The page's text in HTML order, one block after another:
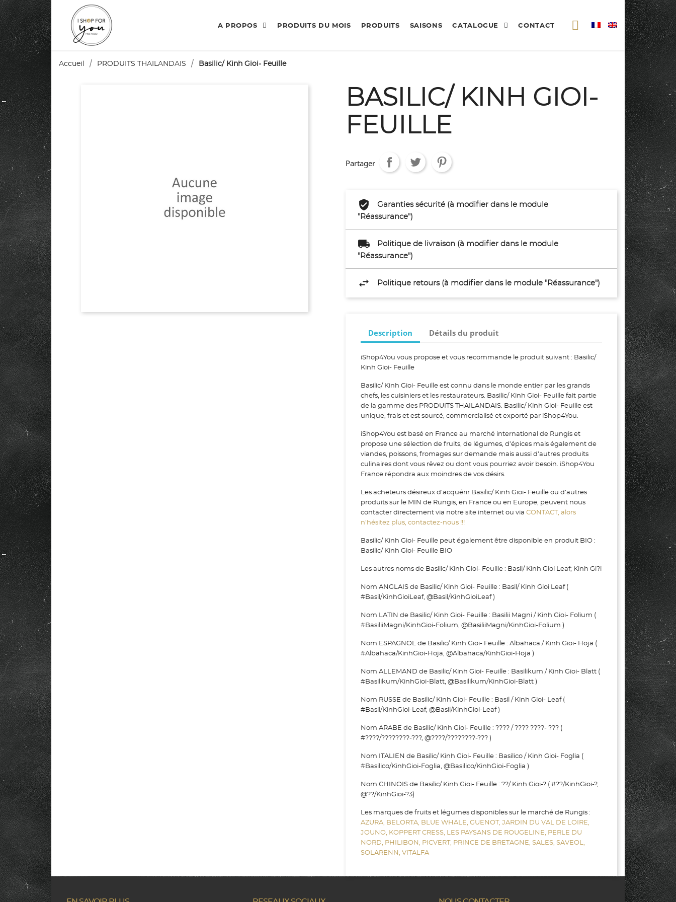
A PROPOS PRODUITS DU MOIS PRODUITS SAISONS CATALOGUE CONTACT
Accueil PRODUITS THAILANDAIS Basilic/ Kinh Gioi- Feuille
BASILIC/ KINH GIOI-
FEUILLE
Partager
Garanties sécurité (à modifier dans le module
"Réassurance")
Politique de livraison (à modifier dans le module
"Réassurance")
Politique retours (à modifier dans le module "Réassurance")
Description Détails du produit
iShop4You vous propose et vous recommande le produit suivant : Basilic/
Kinh Gioi- Feuille
Basilic/ Kinh Gioi- Feuille est connu dans le monde entier par les grands
chefs, les cuisiniers et les restaurateurs. Basilic/ Kinh Gioi- Feuille fait partie
de la gamme des PRODUITS THAILANDAIS. Basilic/ Kinh Gioi- Feuille est
unique, frais et est sourcé, commercialisé et exporté par iShop4You.
iShop4You est basé en France au marché international de Rungis et
propose une sélection de fruits, de légumes, d’épices mais également de
viandes, poissons, fromages sur demande mais aussi d’autres produits
culinaires dont vous rêvez ou dont vous pourriez avoir besoin. iShop4You
France répondra aux moindres de vos désirs.
Les acheteurs désireux d'acquérir Basilic/ Kinh Gioi- Feuille ou d’autres
produits sur le MIN de Rungis, en France ou en Europe, peuvent nous
contacter directement via notre site internet ou via CONTACT, alors
n’hésitez plus, contactez-nous !!!
Basilic/ Kinh Gioi- Feuille peut également être disponible en produit BIO :
Basilic/ Kinh Gioi- Feuille BIO
Les autres noms de Basilic/ Kinh Gioi- Feuille : Basil/ Kinh Gioi Leaf; Kinh Gi?i
Nom ANGLAIS de Basilic/ Kinh Gioi- Feuille : Basil/ Kinh Gioi Leaf (
#Basil/KinhGioiLeaf, @Basil/KinhGioiLeaf )
Nom LATIN de Basilic/ Kinh Gioi- Feuille : Basilii Magni / Kinh Gioi- Folium (
#BasiliiMagni/KinhGioi-Folium, @BasiliiMagni/KinhGioi-Folium )
Nom ESPAGNOL de Basilic/ Kinh Gioi- Feuille : Albahaca / Kinh Gioi- Hoja (
#Albahaca/KinhGioi-Hoja, @Albahaca/KinhGioi-Hoja )
Nom ALLEMAND de Basilic/ Kinh Gioi- Feuille : Basilikum / Kinh Gioi- Blatt (
#Basilikum/KinhGioi-Blatt, @Basilikum/KinhGioi-Blatt )
Nom RUSSE de Basilic/ Kinh Gioi- Feuille : Basil / Kinh Gioi- Leaf (
#Basil/KinhGioi-Leaf, @Basil/KinhGioi-Leaf )
Nom ARABE de Basilic/ Kinh Gioi- Feuille : ???? / ???? ????- ??? (
#????/????????-???, @????/????????-??? )
Nom ITALIEN de Basilic/ Kinh Gioi- Feuille : Basilico / Kinh Gioi- Foglia (
#Basilico/KinhGioi-Foglia, @Basilico/KinhGioi-Foglia )
Nom CHINOIS de Basilic/ Kinh Gioi- Feuille : ??/ Kinh Gioi-? ( #??/KinhGioi-?,
@??/KinhGioi-?3)
Les marques de fruits et légumes disponibles sur le marché de Rungis :
AZURA, BELORTA, BLUE WHALE, GUENOT, JARDIN DU VAL DE LOIRE,
JOUNO, KOPPERT CRESS, LES PAYSANS DE ROUGELINE, PERLE DU
NORD, PHILIBON, PICVERT, PRINCE DE BRETAGNE, SALES, SAVEOL,
SOLARENN, VITALFA